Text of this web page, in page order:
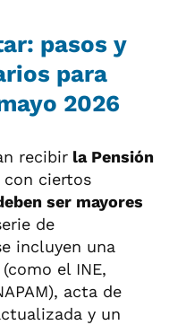
pasos y
para
2026
recibir la Pensión
ciertos
ser mayores
de
incluyen una
el INE,
acta de
y un